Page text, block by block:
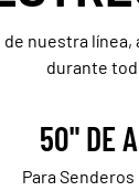
nuestra
durante
50" DE
Para